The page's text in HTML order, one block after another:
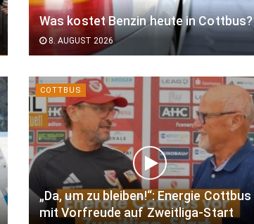
Was kostet Benzin heute in Cottbus?
8. AUGUST 2026
COTTBUS
„Da, um zu bleiben!“: Energie Cottbus
mit Vorfreude auf Zweitliga-Start